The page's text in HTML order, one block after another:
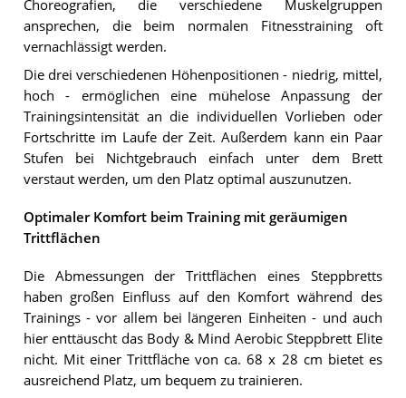
Choreografien, die verschiedene Muskelgruppen
ansprechen, die beim normalen Fitnesstraining oft
vernachlässigt werden.
Die drei verschiedenen Höhenpositionen - niedrig, mittel,
hoch - ermöglichen eine mühelose Anpassung der
Trainingsintensität an die individuellen Vorlieben oder
Fortschritte im Laufe der Zeit. Außerdem kann ein Paar
Stufen bei Nichtgebrauch einfach unter dem Brett
verstaut werden, um den Platz optimal auszunutzen.
Optimaler Komfort beim Training mit geräumigen
Trittflächen
Die Abmessungen der Trittflächen eines Steppbretts
haben großen Einfluss auf den Komfort während des
Trainings - vor allem bei längeren Einheiten - und auch
hier enttäuscht das Body & Mind Aerobic Steppbrett Elite
nicht. Mit einer Trittfläche von ca. 68 x 28 cm bietet es
ausreichend Platz, um bequem zu trainieren.